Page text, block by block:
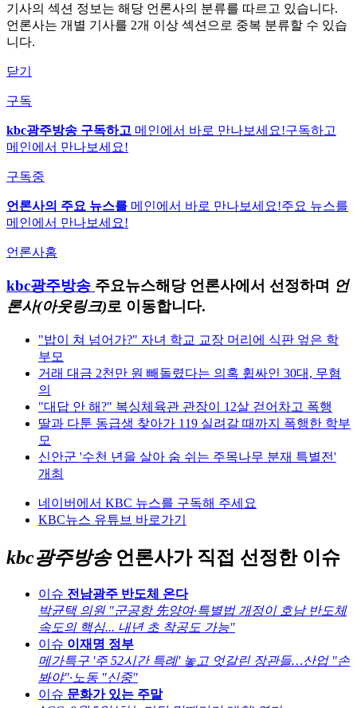
기사의 섹션 정보는 해당 언론사의 분류를 따르고 있습니다.
언론사는 개별 기사를 2개 이상 섹션으로 중복 분류할 수 있습
니다.
닫기
구독
kbc광주방송 구독하고 메인에서 바로 만나보세요!구독하고
메인에서 만나보세요!
구독중
언론사의 주요 뉴스를 메인에서 바로 만나보세요!주요 뉴스를
메인에서 만나보세요!
언론사홈
kbc광주방송 주요뉴스해당 언론사에서 선정하며 언
론사(아웃링크)로 이동합니다.
"밥이 쳐 넘어가?" 자녀 학교 교장 머리에 식판 엎은 학
부모
거래 대금 2천만 원 빼돌렸다는 의혹 휩싸인 30대, 무혐
의
"대답 안 해?" 복싱체육관 관장이 12살 걷어차고 폭행
딸과 다툰 동급생 찾아가 119 실려갈 때까지 폭행한 학부
모
신안군 '수천 년을 살아 숨 쉬는 주목나무 분재 특별전'
개최
네이버에서 KBC 뉴스를 구독해 주세요
KBC뉴스 유튜브 바로가기
kbc광주방송언론사가 직접 선정한 이슈
이슈 전남광주 반도체 온다
박균택 의원 "군공항 先양여·특별법 개정이 호남 반도체
속도의 핵심... 내년 초 착공도 가능"
이슈 이재명 정부
메가특구 '주 52시간 특례' 놓고 엇갈린 장관들…산업 "손
봐야"·노동 "신중"
이슈 문화가 있는 주말